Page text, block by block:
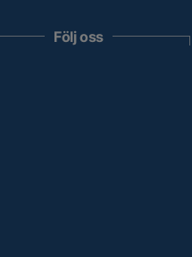
Följ oss